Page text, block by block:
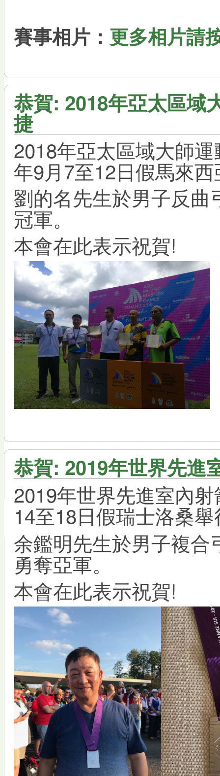
賽事相片： 更多相片請
恭賀: 2018年亞太區域
捷
2018年亞太區域大師
年9月7至12日假馬來
劉的名先生於男子反曲
冠軍。
本會在此表示祝賀!
恭賀: 2019年世界先進
2019年世界先進室內
14至18日假瑞士洛桑
余鑑明先生於男子複
勇奪亞軍。
本會在此表示祝賀!